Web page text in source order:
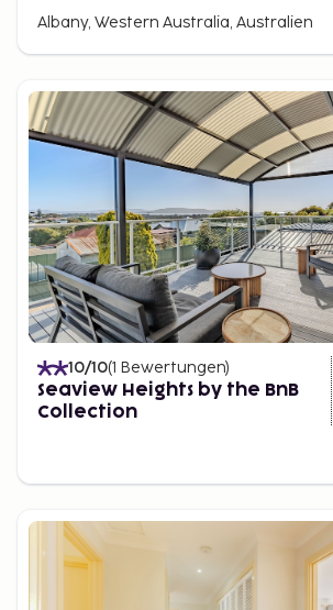
Albany, Western Australia, Australien
10/10(1 Bewertungen)
Seaview Heights by the BnB
Collection